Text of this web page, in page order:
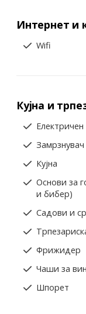
Интернет и
Wifi
Кујна и
Замрзнувач
Кујна
Основи за
и бибер)
Садови и
Фрижидер
Чаши за
Шпорет